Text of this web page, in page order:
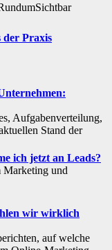
der Praxis
Aufgabenverteilung,
Stand der
ich jetzt an Leads?
Marketing und
wir wirklich
auf welche